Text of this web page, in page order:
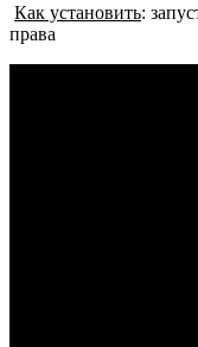
Как установить:
права